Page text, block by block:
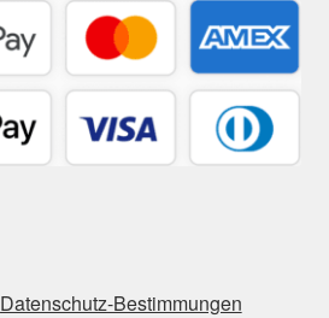
Datenschutz-Bestimmungen